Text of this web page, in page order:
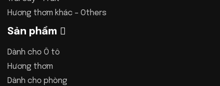
Hương thơm khác – Others
Sản phẩm
Dành cho Ô tô
Hương thơm
Dành cho phòng